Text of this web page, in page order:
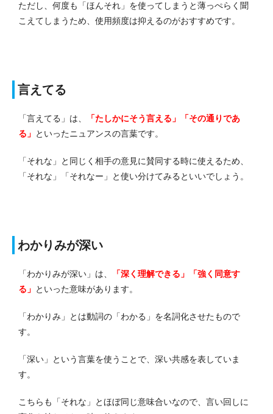
ただし、何度も「ほんそれ」を使ってしまうと薄っぺらく聞
こえてしまうため、使用頻度は抑えるのがおすすめです。
言えてる
「言えてる」は、
「たしかにそう言える」「その通りであ
る」 といったニュアンスの言葉です。
「それな」と同じく相手の意見に賛同する時に使えるため、
「それな」「それなー」と使い分けてみるといいでしょう。
わかりみが深い
「わかりみが深い」は、
「深く理解できる」「強く同意す
る」 といった意味があります。
「わかりみ」とは動詞の「わかる」を名詞化させたもので
す。
「深い」という言葉を使うことで、深い共感を表していま
す。
こちらも「それな」とほぼ同じ意味合いなので、言い回しに